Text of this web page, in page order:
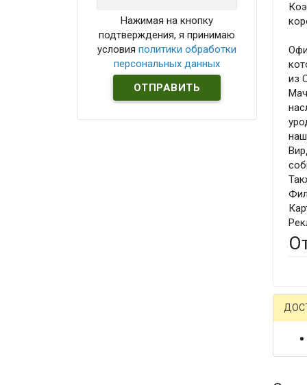
Нажимая на кнопку
подтверждения, я принимаю
условияполитики обработки
персональных данных
из